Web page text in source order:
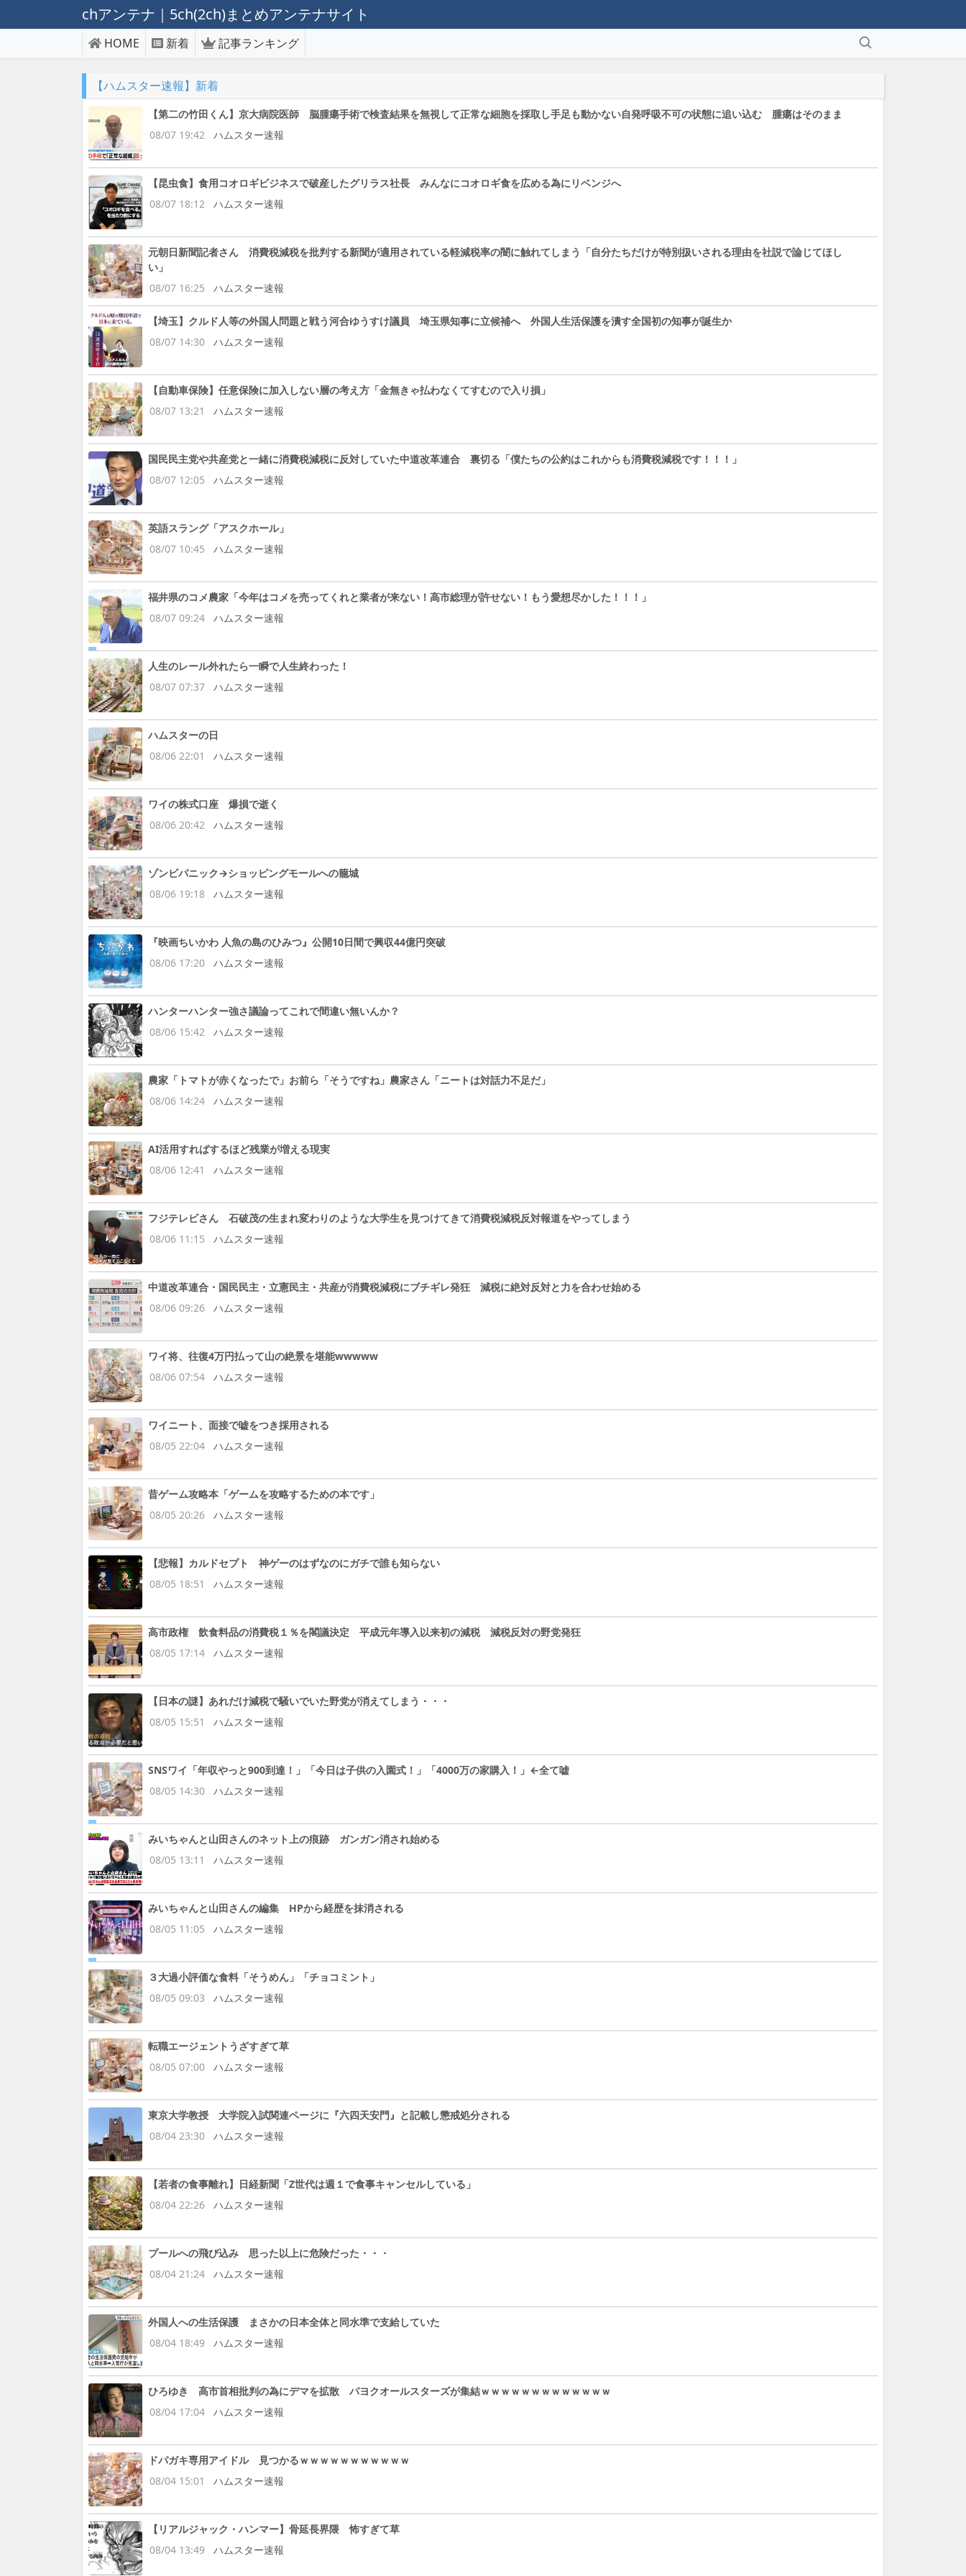
chアンテナ｜5ch(2ch)まとめアンテナサイト
HOME 新着 記事ランキング
【ハムスター速報】新着
【第二の竹田くん】京大病院医師 脳腫瘍手術で検査結果を無視して正常な細胞を採取し手足も動かない自発呼吸不可の状態に追い込む 腫瘍はそのまま
08/07 19:42
ハムスター速報
【昆虫食】食用コオロギビジネスで破産したグリラス社長 みんなにコオロギ食を広める為にリベンジへ
08/07 18:12
ハムスター速報
元朝日新聞記者さん 消費税減税を批判する新聞が適用されている軽減税率の闇に触れてしまう「自分たちだけが特別扱いされる理由を社説で論じてほし
い」
08/07 16:25
ハムスター速報
【埼玉】クルド人等の外国人問題と戦う河合ゆうすけ議員 埼玉県知事に立候補へ 外国人生活保護を潰す全国初の知事が誕生か
08/07 14:30
ハムスター速報
【自動車保険】任意保険に加入しない層の考え方「金無きゃ払わなくてすむので入り損」
08/07 13:21
ハムスター速報
国民民主党や共産党と一緒に消費税減税に反対していた中道改革連合 裏切る「僕たちの公約はこれからも消費税減税です！！！」
08/07 12:05
ハムスター速報
英語スラング「アスクホール」
08/07 10:45
ハムスター速報
福井県のコメ農家「今年はコメを売ってくれと業者が来ない！高市総理が許せない！もう愛想尽かした！！！」
08/07 09:24
ハムスター速報
人生のレール外れたら一瞬で人生終わった！
08/07 07:37
ハムスター速報
ハムスターの日
08/06 22:01
ハムスター速報
ワイの株式口座 爆損で逝く
08/06 20:42
ハムスター速報
ゾンビパニック→ショッピングモールへの籠城
08/06 19:18
ハムスター速報
『映画ちいかわ 人魚の島のひみつ』公開10日間で興収44億円突破
08/06 17:20
ハムスター速報
ハンターハンター強さ議論ってこれで間違い無いんか？
08/06 15:42
ハムスター速報
農家「トマトが赤くなったで」お前ら「そうですね」農家さん「ニートは対話力不足だ」
08/06 14:24
ハムスター速報
AI活用すればするほど残業が増える現実
08/06 12:41
ハムスター速報
フジテレビさん 石破茂の生まれ変わりのような大学生を見つけてきて消費税減税反対報道をやってしまう
08/06 11:15
ハムスター速報
中道改革連合・国民民主・立憲民主・共産が消費税減税にブチギレ発狂 減税に絶対反対と力を合わせ始める
08/06 09:26
ハムスター速報
ワイ将、往復4万円払って山の絶景を堪能wwwww
08/06 07:54
ハムスター速報
ワイニート、面接で嘘をつき採用される
08/05 22:04
ハムスター速報
昔ゲーム攻略本「ゲームを攻略するための本です」
08/05 20:26
ハムスター速報
【悲報】カルドセプト 神ゲーのはずなのにガチで誰も知らない
08/05 18:51
ハムスター速報
高市政権 飲食料品の消費税１％を閣議決定 平成元年導入以来初の減税 減税反対の野党発狂
08/05 17:14
ハムスター速報
【日本の謎】あれだけ減税で騒いでいた野党が消えてしまう・・・
08/05 15:51
ハムスター速報
SNSワイ「年収やっと900到達！」「今日は子供の入園式！」「4000万の家購入！」←全て嘘
08/05 14:30
ハムスター速報
みいちゃんと山田さんのネット上の痕跡 ガンガン消され始める
08/05 13:11
ハムスター速報
みいちゃんと山田さんの編集 HPから経歴を抹消される
08/05 11:05
ハムスター速報
３大過小評価な食料「そうめん」「チョコミント」
08/05 09:03
ハムスター速報
転職エージェントうざすぎて草
08/05 07:00
ハムスター速報
東京大学教授 大学院入試関連ページに『六四天安門』と記載し懲戒処分される
08/04 23:30
ハムスター速報
【若者の食事離れ】日経新聞「Z世代は週１で食事キャンセルしている」
08/04 22:26
ハムスター速報
プールへの飛び込み 思った以上に危険だった・・・
08/04 21:24
ハムスター速報
外国人への生活保護 まさかの日本全体と同水準で支給していた
08/04 18:49
ハムスター速報
ひろゆき 高市首相批判の為にデマを拡散 パヨクオールスターズが集結ｗｗｗｗｗｗｗｗｗｗｗｗｗ
08/04 17:04
ハムスター速報
ドパガキ専用アイドル 見つかるｗｗｗｗｗｗｗｗｗｗｗ
08/04 15:01
ハムスター速報
【リアルジャック・ハンマー】骨延長界隈 怖すぎて草
08/04 13:49
ハムスター速報